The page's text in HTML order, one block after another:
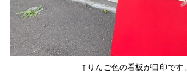
↑りんご色の看板が目印です。